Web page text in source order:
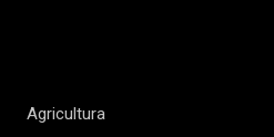
Agricultura